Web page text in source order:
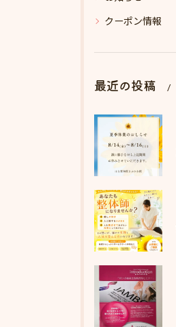
クーポン情報
最近の投稿